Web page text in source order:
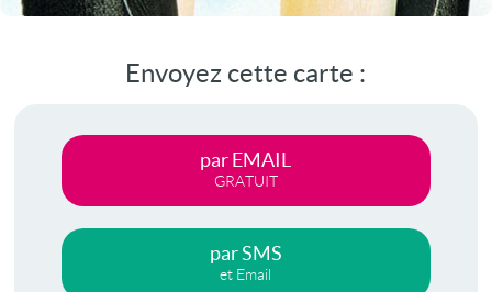
Envoyez cette carte :
par EMAIL
GRATUIT
par SMS
et Email